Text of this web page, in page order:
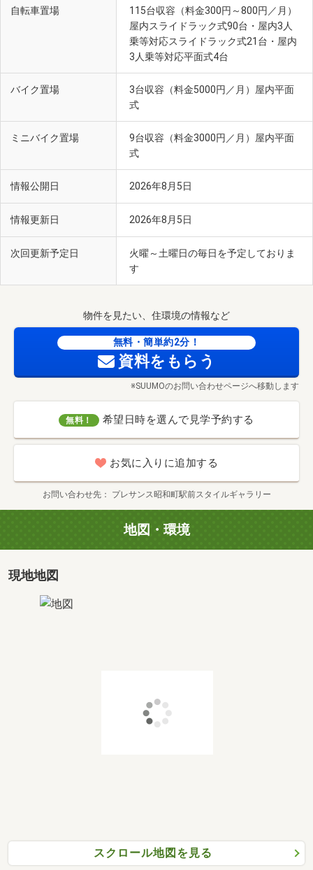
自転車置場
115台収容（料金300円～800円／月）
屋内スライドラック式90台・屋内3人
乗等対応スライドラック式21台・屋内
3人乗等対応平面式4台
バイク置場
3台収容（料金5000円／月）屋内平面
式
ミニバイク置場
9台収容（料金3000円／月）屋内平面
式
情報公開日 2026年8月5日
情報更新日 2026年8月5日
次回更新予定日
火曜～土曜日の毎日を予定しておりま
す
物件を見たい、住環境の情報など
無料・簡単約2分！
資料をもらう
※SUUMOのお問い合わせページへ移動します
無料！ 希望日時を選んで見学予約する
お気に入りに追加する
お問い合わせ先 プレサンス昭和町駅前スタイルギャラリー
地図・環境
現地地図
スクロール地図を見る